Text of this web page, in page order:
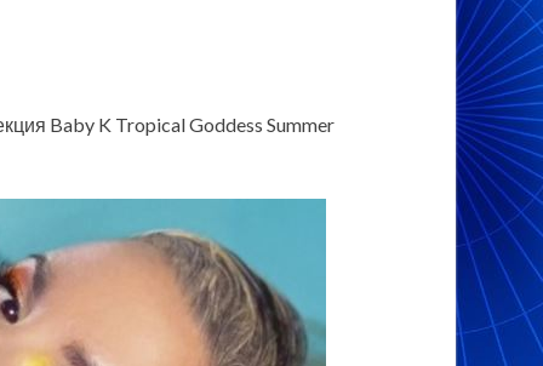
Baby K Tropical Goddess Summer